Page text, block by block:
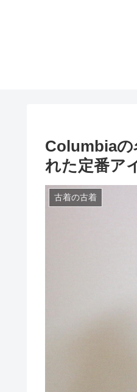
Columbiaの
れた定番ア
古着の古着